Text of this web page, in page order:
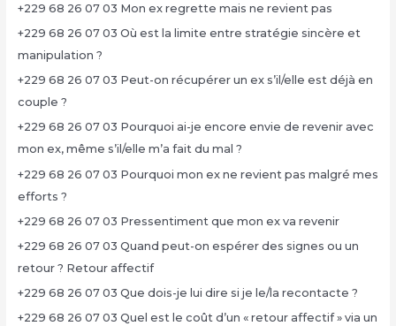
+229 68 26 07 03 Mon ex regrette mais ne revient pas
+229 68 26 07 03 Où est la limite entre stratégie sincère et
manipulation ?
+229 68 26 07 03 Peut-on récupérer un ex s’il/elle est déjà en
couple ?
+229 68 26 07 03 Pourquoi ai-je encore envie de revenir avec
mon ex, même s’il/elle m’a fait du mal ?
+229 68 26 07 03 Pourquoi mon ex ne revient pas malgré mes
efforts ?
+229 68 26 07 03 Pressentiment que mon ex va revenir
+229 68 26 07 03 Quand peut-on espérer des signes ou un
retour ? Retour affectif
+229 68 26 07 03 Que dois-je lui dire si je le/la recontacte ?
+229 68 26 07 03 Quel est le coût d’un « retour affectif » via un